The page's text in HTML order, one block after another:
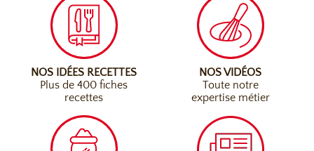
NOS IDÉES RECETTES
Plus de 400 fiches
recettes
NOS VIDÉOS
Toute notre
expertise métier